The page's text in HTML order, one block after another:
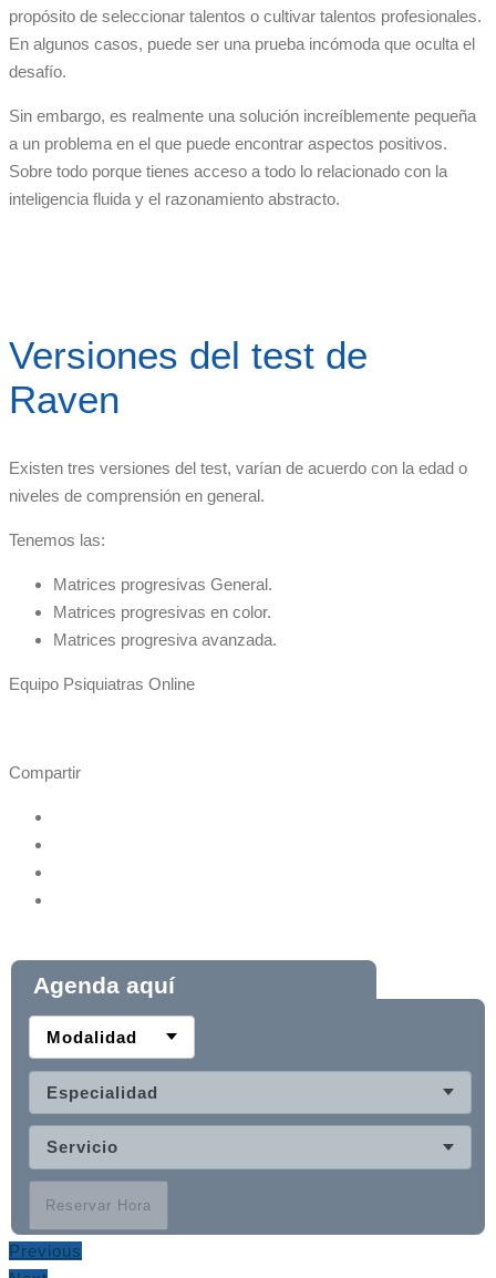
propósito de seleccionar talentos o cultivar talentos profesionales.
En algunos casos, puede ser una prueba incómoda que oculta el
desafío.
Sin embargo, es realmente una solución increíblemente pequeña
a un problema en el que puede encontrar aspectos positivos.
Sobre todo porque tienes acceso a todo lo relacionado con la
inteligencia fluida y el razonamiento abstracto.
Versiones del test de
Raven
Existen tres versiones del test, varían de acuerdo con la edad o
niveles de comprensión en general.
Tenemos las:
Matrices progresivas General.
Matrices progresivas en color.
Matrices progresiva avanzada.
Equipo Psiquiatras Online
Compartir
Agenda aquí
Modalidad
Especialidad
Servicio
Reservar Hora
Previous